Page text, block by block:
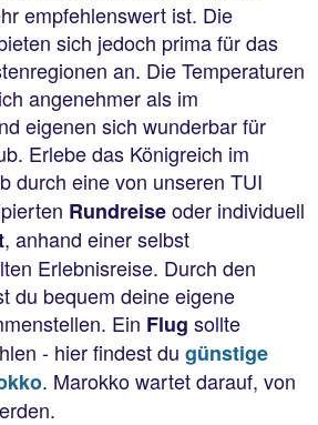
empfehlenswert ist. Die
sich jedoch prima für das
an. Die Temperaturen
angenehmer als im
eigenen sich wunderbar für
Erlebe das Königreich im
durch eine von unseren TUI
Rundreiseoder individuell
, anhand einer selbst
Erlebnisreise. Durch den
du bequem deine eigene
Ein Flug sollte
- hier findest du günstige
. Marokko wartet darauf, von